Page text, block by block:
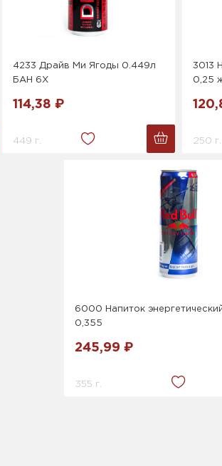
4233 Драйв Ми Ягоды 0.449л
БАН 6Х
114,38 ₽
449 г.
3013
0,25
250 г.
6000 Напиток
0,355
245,99 ₽
355 г.